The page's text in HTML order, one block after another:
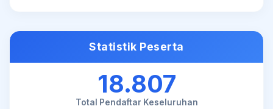
Statistik Peserta
18.807
Total Pendaftar Keseluruhan